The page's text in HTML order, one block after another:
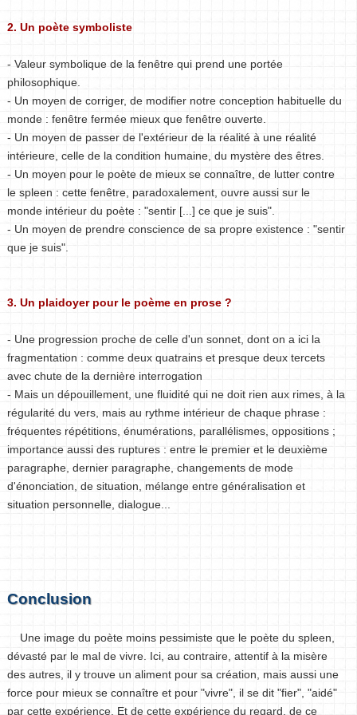
2. Un poète symboliste
- Valeur symbolique de la fenêtre qui prend une portée
philosophique.
- Un moyen de corriger, de modifier notre conception habituelle du
monde : fenêtre fermée mieux que fenêtre ouverte.
- Un moyen de passer de l'extérieur de la réalité à une réalité
intérieure, celle de la condition humaine, du mystère des êtres.
- Un moyen pour le poète de mieux se connaître, de lutter contre
le spleen : cette fenêtre, paradoxalement, ouvre aussi sur le
monde intérieur du poète : "sentir [...] ce que je suis".
- Un moyen de prendre conscience de sa propre existence : "sentir
que je suis".
3. Un plaidoyer pour le poème en prose ?
- Une progression proche de celle d'un sonnet, dont on a ici la
fragmentation : comme deux quatrains et presque deux tercets
avec chute de la dernière interrogation
- Mais un dépouillement, une fluidité qui ne doit rien aux rimes, à la
régularité du vers, mais au rythme intérieur de chaque phrase :
fréquentes répétitions, énumérations, parallélismes, oppositions ;
importance aussi des ruptures : entre le premier et le deuxième
paragraphe, dernier paragraphe, changements de mode
d'énonciation, de situation, mélange entre généralisation et
situation personnelle, dialogue...
Conclusion
Une image du poète moins pessimiste que le poète du spleen,
dévasté par le mal de vivre. Ici, au contraire, attentif à la misère
des autres, il y trouve un aliment pour sa création, mais aussi une
force pour mieux se connaître et pour "vivre", il se dit "fier", "aidé"
par cette expérience. Et de cette expérience du regard, de ce